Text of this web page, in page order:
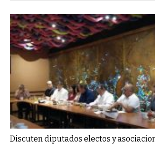
Discuten diputados electos y